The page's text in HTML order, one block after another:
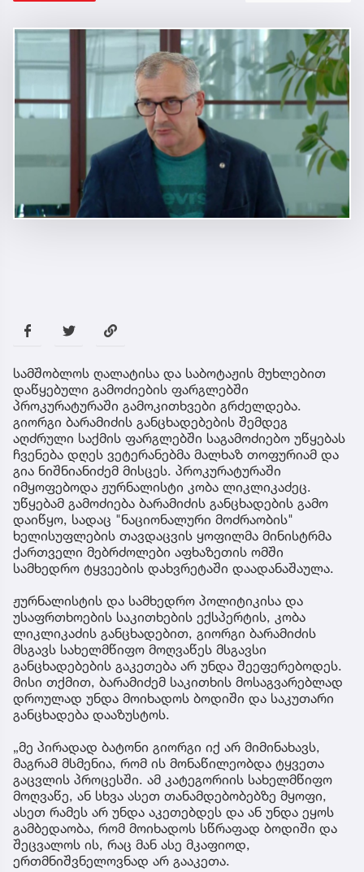
სამშობლოს ღალატისა და საბოტაჟის მუხლებით
დაწყებული გამოძიების ფარგლებში
პროკურატურაში გამოკითხვები გრძელდება.
გიორგი ბარამიძის განცხადებების შემდეგ
აღძრული საქმის ფარგლებში საგამოძიებო უწყებას
ჩვენება დღეს ვეტერანებმა მალხაზ თოფურიამ და
გია ნიშნიანიძემ მისცეს. პროკურატურაში
იმყოფებოდა ჟურნალისტი კობა ლიკლიკაძეც.
უწყებამ გამოძიება ბარამიძის განცხადების გამო
დაიწყო, სადაც "ნაციონალური მოძრაობის"
ხელისუფლების თავდაცვის ყოფილმა მინისტრმა
ქართველი მებრძოლები აფხაზეთის ომში
სამხედრო ტყვეების დახვრეტაში დაადანაშაულა.
ჟურნალისტის და სამხედრო პოლიტიკისა და
უსაფრთხოების საკითხების ექსპერტის, კობა
ლიკლიკაძის განცხადებით, გიორგი ბარამიძის
მსგავს სახელმწიფო მოღვაწეს მსგავსი
განცხადებების გაკეთება არ უნდა შეეფერებოდეს.
მისი თქმით, ბარამიძემ საკითხის მოსაგვარებლად
დროულად უნდა მოიხადოს ბოდიში და საკუთარი
განცხადება დააზუსტოს.
„მე პირადად ბატონი გიორგი იქ არ მიმინახავს,
მაგრამ მსმენია, რომ ის მონაწილეობდა ტყვეთა
გაცვლის პროცესში. ამ კატეგორიის სახელმწიფო
მოღვაწე, ან სხვა ასეთ თანამდებობებზე მყოფი,
ასეთ რამეს არ უნდა აკეთებდეს და ან უნდა ეყოს
გამბედაობა, რომ მოიხადოს სწრაფად ბოდიში და
შეცვალოს ის, რაც მან ასე მკაფიოდ,
ერთმნიშვნელოვნად არ გააკეთა.